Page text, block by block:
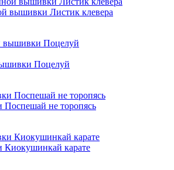
вышивки Листик клевера
Поцелуй
не торопясь
карате